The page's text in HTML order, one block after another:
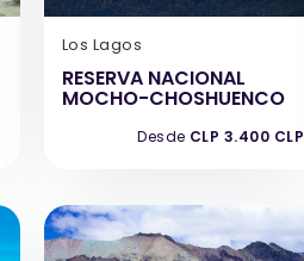
Los Lagos
RESERVA NACIONAL
MOCHO-CHOSHUENCO
Desde CLP 3.400 CLP